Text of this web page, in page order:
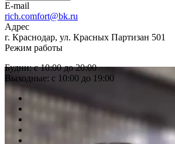
E-mail
rich.comfort@bk.ru
Адрес
г. Краснодар, ул. Красных Партизан 501
Режим работы
Будни: с 10:00 до 20:00
Выходные: с 10:00 до 19:00